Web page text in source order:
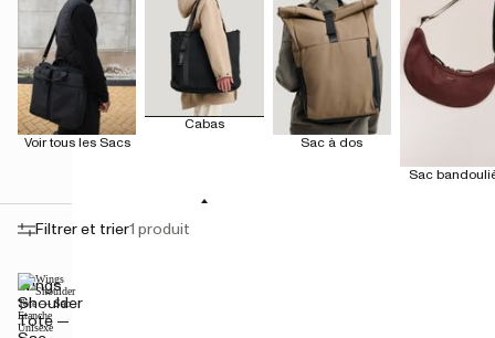
Voir tous les Sacs
Cabas
Sac à dos
Sac
Filtrer et trier1 produit
Wings
Shoulder
Tote —